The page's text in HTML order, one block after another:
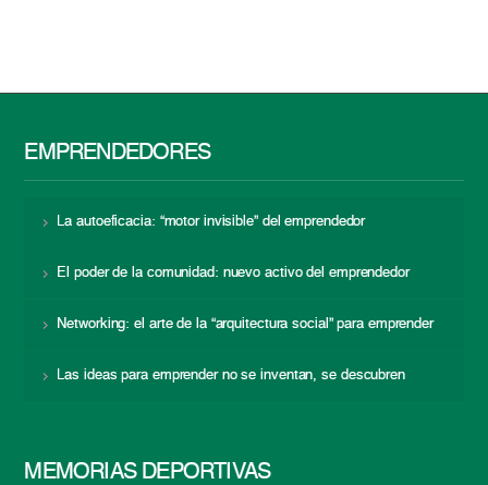
EMPRENDEDORES
La autoeficacia: “motor invisible” del emprendedor
El poder de la comunidad: nuevo activo del emprendedor
Networking: el arte de la “arquitectura social” para emprender
Las ideas para emprender no se inventan, se descubren
MEMORIAS DEPORTIVAS